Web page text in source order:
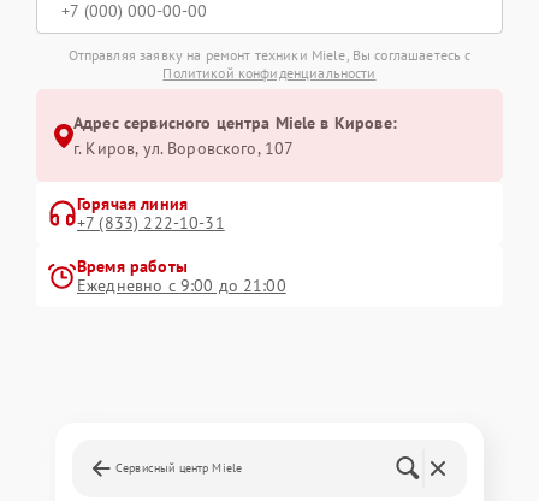
Отправляя заявку на ремонт техники Miele, Вы соглашаетесь с
Политикой конфиденциальности
Адрес сервисного центра Miele в Кирове:
г. Киров, ул. Воровского, 107
Горячая линия
+7 (833) 222-10-31
Время работы
Ежедневно с 9:00 до 21:00
Сервисный центр Miele